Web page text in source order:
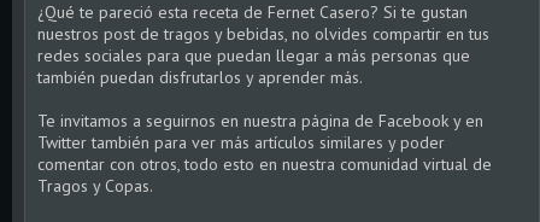
¿Qué te pareció esta receta de Fernet Casero? Si te gustan
nuestros post de tragos y bebidas, no olvides compartir en tus
redes sociales para que puedan llegar a más personas que
también puedan disfrutarlos y aprender más.
Te invitamos a seguirnos en nuestra página de Facebook y en
Twitter también para ver más artículos similares y poder
comentar con otros, todo esto en nuestra comunidad virtual de
Tragos y Copas.